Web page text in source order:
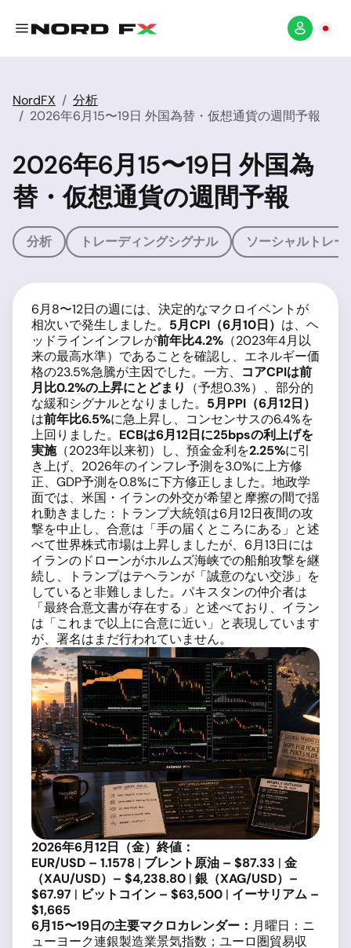
NordFX
分析
2026年6月15〜19日 外国為替・仮想通貨の週間予報
2026年6月15〜19日 外国為
替・仮想通貨の週間予報
分析 トレーディングシグナル ソーシャルトレー
6月8〜12日の週には、決定的なマクロイベントが
相次いで発生しました。 5月CPI（6月10日） は、ヘ
ッドラインインフレが前年比4.2% （2023年4月以
来の最高水準）であることを確認し、エネルギー価
格の23.5%急騰が主因でした。一方、 コアCPIは前
月比0.2%の上昇にとどまり
（予想0.3%）、部分的
な緩和シグナルとなりました。 5月PPI（6月12日）
は前年比6.5%に急上昇し、コンセンサスの6.4%を
上回りました。 ECBは6月12日に25bpsの利上げを
実施（2023年以来初）し、預金金利を2.25%に引
き上げ、2026年のインフレ予測を3.0%に上方修
正、GDP予測を0.8%に下方修正しました。地政学
面では、米国・イランの外交が希望と摩擦の間で揺
れ動きました：トランプ大統領は6月12日夜間の攻
撃を中止し、合意は「手の届くところにある」と述
べて世界株式市場は上昇しましたが、6月13日には
イランのドローンがホルムズ海峡での船舶攻撃を継
続し、トランプはテヘランが「誠意のない交渉」を
していると非難しました。パキスタンの仲介者は
「最終合意文書が存在する」と述べており、イラン
は「これまで以上に合意に近い」と表現しています
が、署名はまだ行われていません。
2026年6月12日（金）終値：
EUR/USD – 1.1578 | ブレント原油 – $87.33 | 金
（XAU/USD）– $4,238.80 | 銀（XAG/USD）–
$67.97 | ビットコイン – $63,500 | イーサリアム –
$1,665
6月15〜19日の主要マクロカレンダー： 月曜日：ニ
ューヨーク連銀製造業景気指数；ユーロ圏貿易収